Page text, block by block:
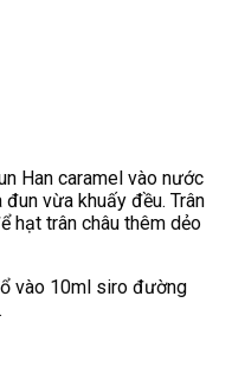
Han caramel vào nước
vừa khuấy đều. Trân
hạt trân châu thêm dẻo
vào 10ml siro đường